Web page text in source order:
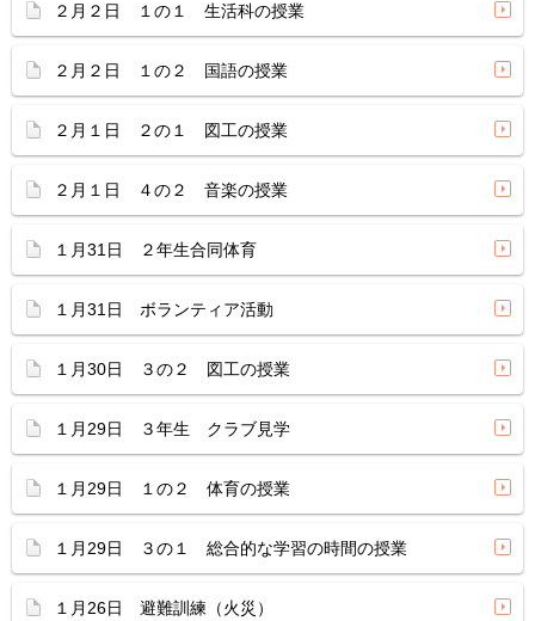
２月２日 １の１ 生活科の授業
２月２日 １の２ 国語の授業
２月１日 ２の１ 図工の授業
２月１日 ４の２ 音楽の授業
１月31日 ２年生合同体育
１月31日 ボランティア活動
１月30日 ３の２ 図工の授業
１月29日 ３年生 クラブ見学
１月29日 １の２ 体育の授業
１月29日 ３の１ 総合的な学習の時間の授業
１月26日 避難訓練（火災）